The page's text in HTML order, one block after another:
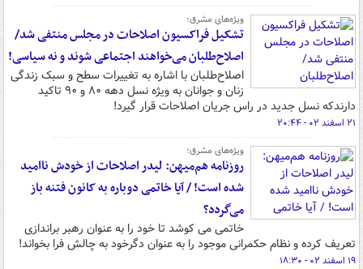
ویژه‌های مشرق؛
تشکیل فراکسیون اصلاحات در مجلس منتفی شد/
اصلاح‌طلبان می‌خواهند اجتماعی شوند و نه سیاسی!
اصلاح‌طلبان با اشاره به تغییرات سطح و سبک زندگی
زنان و جوانان به ویژه نسل دهه ۸۰ و ۹۰ تاکید
دارندکه نسل جدید در راس جریان اصلاحات قرار گیرد!
۲۱ اسفند ۰۲ - ۲۰:۴۴
ویژه‌های مشرق؛
روزنامه هم‌میهن: لیدر اصلاحات از خودش ناامید
شده است! / آیا خاتمی دوباره به کانون فتنه باز
می‌گردد؟
خاتمی می کوشد تا خود را به عنوان رهبر براندازی
تعریف کرده و نظام حکمرانی موجود را به عنوان دگرخود به چالش فرا بخواند!
۱۹ اسفند ۰۲ - ۱۸:۳۰